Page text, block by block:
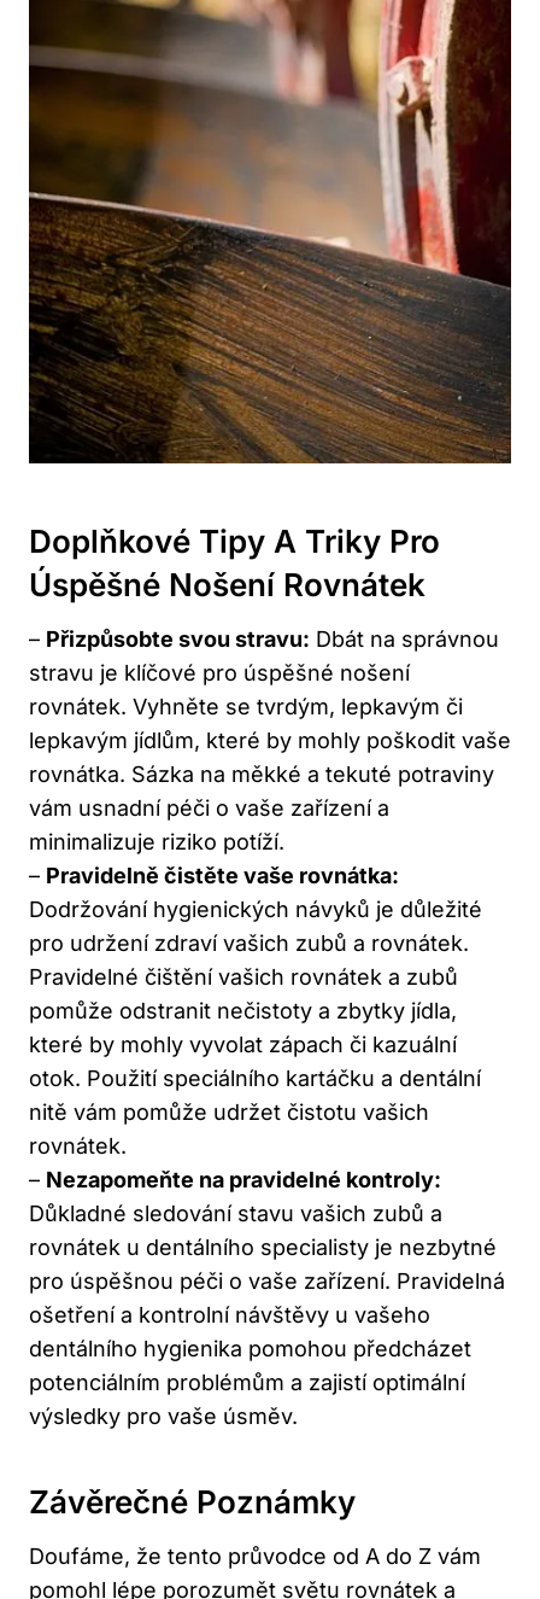
Doplňkové Tipy A Triky Pro
Úspěšné Nošení Rovnátek
– Přizpůsobte svou stravu: Dbát na správnou
stravu je klíčové pro úspěšné nošení
rovnátek. Vyhněte se tvrdým, lepkavým či
lepkavým jídlům, které by mohly poškodit vaše
rovnátka. Sázka na měkké a tekuté potraviny
vám usnadní péči o vaše zařízení a
minimalizuje riziko potíží.
– Pravidelně čistěte vaše rovnátka:
Dodržování hygienických návyků je důležité
pro udržení zdraví vašich zubů a rovnátek.
Pravidelné čištění vašich rovnátek a zubů
pomůže odstranit nečistoty a zbytky jídla,
které by mohly vyvolat zápach či kazuální
otok. Použití speciálního kartáčku a dentální
nitě vám pomůže udržet čistotu vašich
rovnátek.
– Nezapomeňte na pravidelné kontroly:
Důkladné sledování stavu vašich zubů a
rovnátek u dentálního specialisty je nezbytné
pro úspěšnou péči o vaše zařízení. Pravidelná
ošetření a kontrolní návštěvy u vašeho
dentálního hygienika pomohou předcházet
potenciálním problémům a zajistí optimální
výsledky pro vaše úsměv.
Závěrečné Poznámky
Doufáme, že tento průvodce od A do Z vám
pomohl lépe porozumět světu rovnátek a